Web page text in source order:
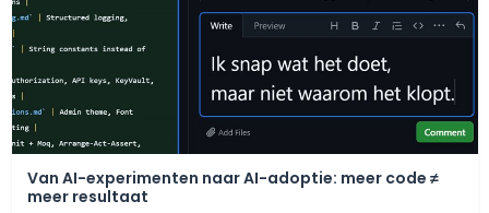
Van AI-experimenten naar AI-adoptie: meer code ≠
meer resultaat